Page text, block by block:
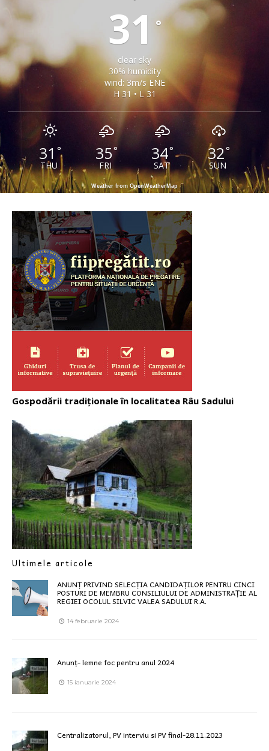
31 °
clear sky
30% humidity
wind: 3m/s ENE
H 31 • L 31
31 °
THU
35°
FRI
34°
SAT
32°
SUN
Weather from OpenWeatherMap
Gospodării tradiționale în localitatea Râu Sadului
Ultimele articole
ANUNȚ PRIVIND SELECȚIA CANDIDAȚILOR PENTRU CINCI
POSTURI DE MEMBRU CONSILIULUI DE ADMINISTRAȚIE AL
REGIEI OCOLUL SILVIC VALEA SADULUI R.A.
14 februarie 2024
Anunț- lemne foc pentru anul 2024
15 ianuarie 2024
Centralizatorul, PV interviu si PV final-28.11.2023